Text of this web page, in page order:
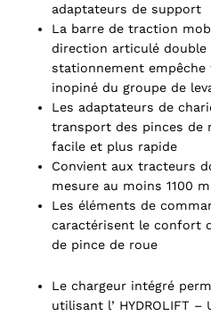
adaptateurs de support
La barre de traction
direction articulé
stationnement
inopiné du groupe de
Les adaptateurs de
transport des pinces de
facile et plus rapide
Convient aux tracteurs
mesure au moins 1100
Les éléments de
caractérisent le confort
de pince de roue
Le chargeur intégré
utilisant l’ HYDROLIFT –